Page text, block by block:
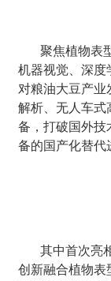
聚焦植物表
机器视觉、深度
对粮油大豆产业
解析、无人车式
备，打破国外技
备的国产化替代
其中首次亮
创新融合植物表